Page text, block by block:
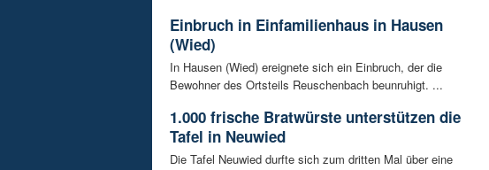
Einbruch in Einfamilienhaus in Hausen
(Wied)
In Hausen (Wied) ereignete sich ein Einbruch, der die
Bewohner des Ortsteils Reuschenbach beunruhigt. ...
1.000 frische Bratwürste unterstützen die
Tafel in Neuwied
Die Tafel Neuwied durfte sich zum dritten Mal über eine